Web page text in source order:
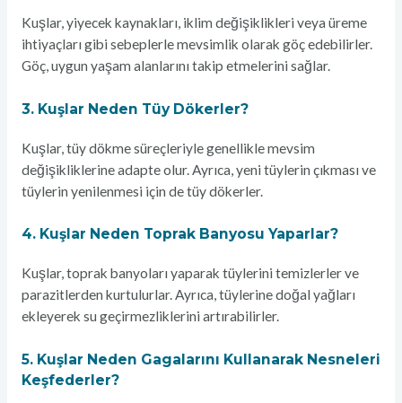
Kuşlar, yiyecek kaynakları, iklim değişiklikleri veya üreme
ihtiyaçları gibi sebeplerle mevsimlik olarak göç edebilirler.
Göç, uygun yaşam alanlarını takip etmelerini sağlar.
3. Kuşlar Neden Tüy Dökerler?
Kuşlar, tüy dökme süreçleriyle genellikle mevsim
değişikliklerine adapte olur. Ayrıca, yeni tüylerin çıkması ve
tüylerin yenilenmesi için de tüy dökerler.
4. Kuşlar Neden Toprak Banyosu Yaparlar?
Kuşlar, toprak banyoları yaparak tüylerini temizlerler ve
parazitlerden kurtulurlar. Ayrıca, tüylerine doğal yağları
ekleyerek su geçirmezliklerini artırabilirler.
5. Kuşlar Neden Gagalarını Kullanarak Nesneleri
Keşfederler?